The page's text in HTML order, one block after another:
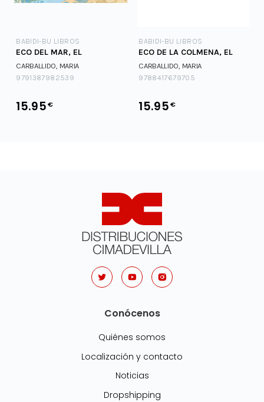
BABIDI-BU LIBROS
ECO DEL MAR, EL
CARBALLIDO, MARIA
9791387982539
15.95€
BABIDI-BU LIBROS
ECO DE LA COLMENA, EL
CARBALLIDO, MARIA
9788417679705
15.95€
Conócenos
Quiénes somos
Localización y contacto
Noticias
Dropshipping